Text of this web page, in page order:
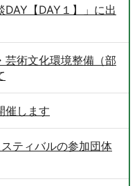
DAY【DAY１】」に出
芸術文化環境整備（部
催します
ティバルの参加団体